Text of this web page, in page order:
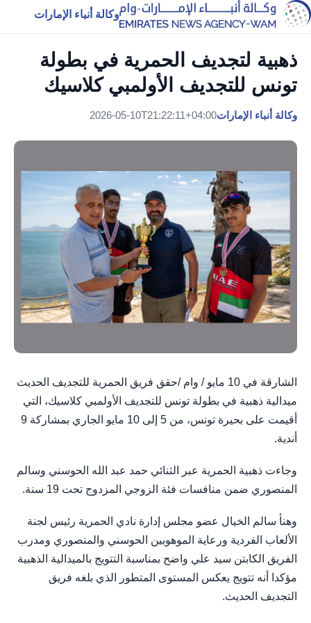
وكالة أنباء الإمارات
ذهبية لتجديف الحمرية في بطولة
تونس للتجديف الأولمبي كلاسيك
وكالة أنباء الإمارات2026-05-10T21:22:11+04:00
الشارقة في 10 مايو / وام /حقق فريق الحمرية للتجديف الحديث
ميدالية ذهبية في بطولة تونس للتجديف الأولمبي كلاسيك، التي
أقيمت على بحيرة تونس، من 5 إلى 10 مايو الجاري بمشاركة 9
أندية.
وجاءت ذهبية الحمرية عبر الثنائي حمد عبد الله الحوسني وسالم
المنصوري ضمن منافسات فئة الزوجي المزدوج تحت 19 سنة.
وهنأ سالم الخيال عضو مجلس إدارة نادي الحمرية رئيس لجنة
الألعاب الفردية ورعاية الموهوبين الحوسني والمنصوري ومدرب
الفريق الكابتن سيد علي واضح بمناسبة التتويج بالميدالية الذهبية
مؤكدا أنه تتويج يعكس المستوى المتطور الذي بلغه فريق
التجديف الحديث.